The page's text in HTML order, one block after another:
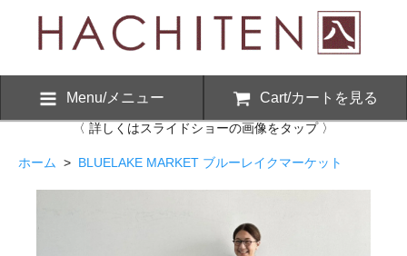
Menu/メニュー Cart/カートを見る
〈 詳しくはスライドショーの画像をタップ 〉
ホーム > BLUELAKE MARKET ブルーレイクマーケット